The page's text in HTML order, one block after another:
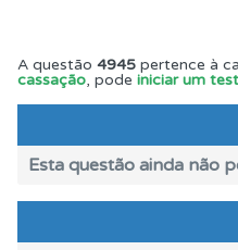
O Índice Bom
A questão 4945 pertence à
cassação, pode iniciar um
Esta questão ainda não